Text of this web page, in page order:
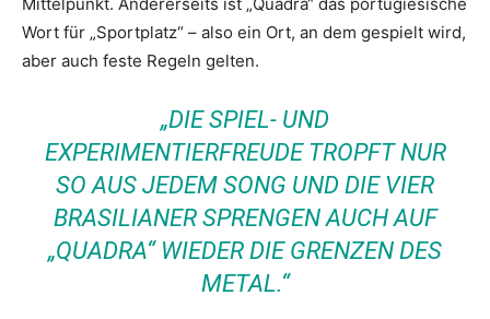
Wort für „Sportplatz“ – also ein Ort, an dem gespielt wird,
aber auch feste Regeln gelten.
„DIE SPIEL- UND
EXPERIMENTIERFREUDE TROPFT NUR
SO AUS JEDEM SONG UND DIE VIER
BRASILIANER SPRENGEN AUCH AUF
„QUADRA“ WIEDER DIE GRENZEN DES
METAL.“